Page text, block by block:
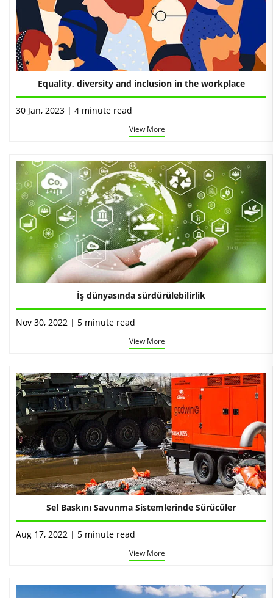
Equality, diversity and inclusion in the workplace
30 Jan, 2023 | 4 minute read
View More
İş dünyasında sürdürülebilirlik
Nov 30, 2022 | 5 minute read
View More
Sel Baskını Savunma Sistemlerinde Sürücüler
Aug 17, 2022 | 5 minute read
View More